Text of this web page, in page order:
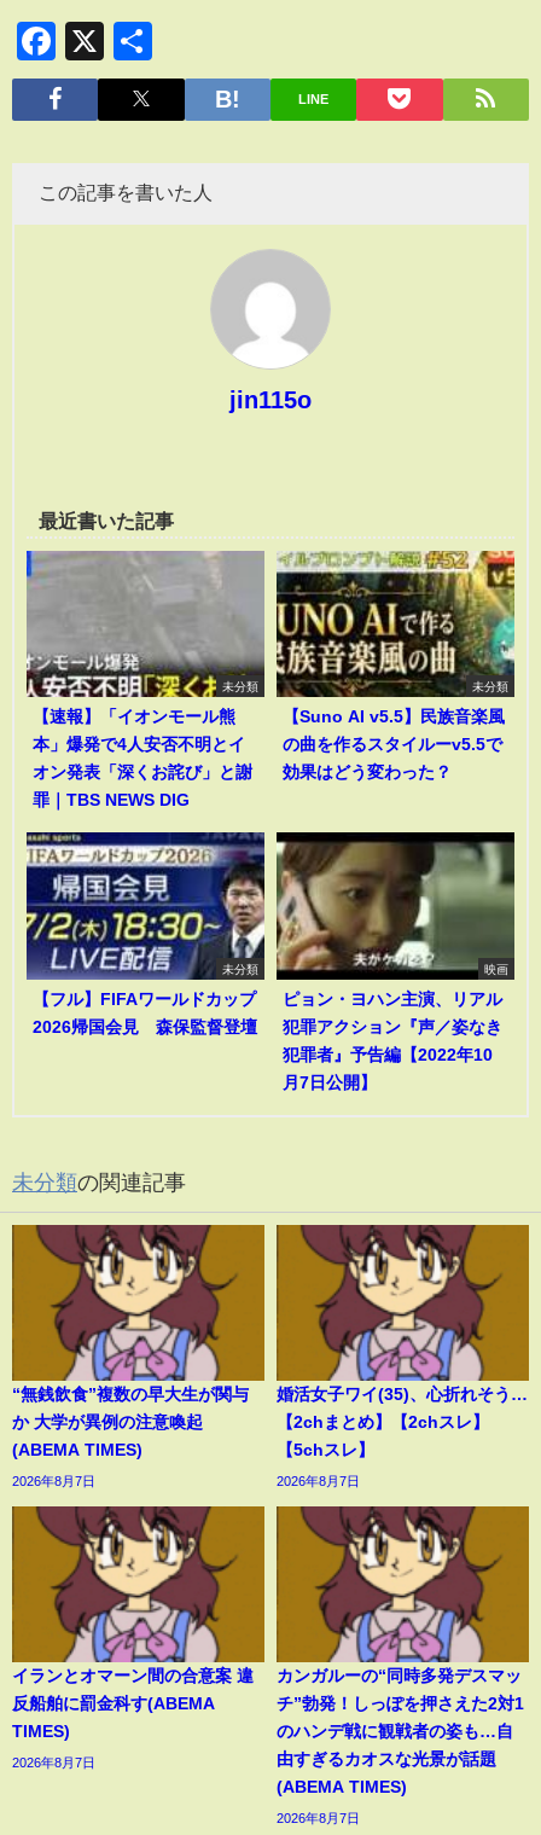
Facebook
X
有
LINE
この記事を書いた人
jin115o
最近書いた記事
未分類
【速報】「イオンモール熊
本」爆発で4人安否不明とイ
オン発表「深くお詫び」と謝
罪｜TBS NEWS DIG
未分類
【Suno AI v5.5】民族音楽風
の曲を作るスタイルーv5.5で
効果はどう変わった？
未分類
【フル】FIFAワールドカップ
2026帰国会見 森保監督登壇
映画
ピョン・ヨハン主演、リアル
犯罪アクション『声／姿なき
犯罪者』予告編【2022年10
月7日公開】
未分類の関連記事
“無銭飲食”複数の早大生が関与
か 大学が異例の注意喚起
(ABEMA TIMES)
2026年8月7日
婚活女子ワイ(35)、心折れそう…
【2chまとめ】【2chスレ】
【5chスレ】
2026年8月7日
イランとオマーン間の合意案 違
反船舶に罰金科す(ABEMA
TIMES)
2026年8月7日
カンガルーの“同時多発デスマッ
チ”勃発！しっぽを押さえた2対1
のハンデ戦に観戦者の姿も…自
由すぎるカオスな光景が話題
(ABEMA TIMES)
2026年8月7日